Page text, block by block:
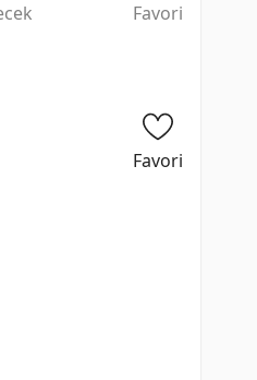
Favori
Favori